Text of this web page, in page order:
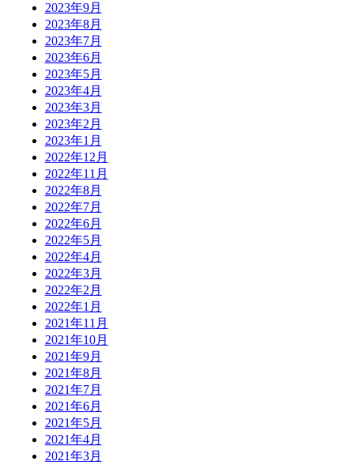
2023年9月
2023年8月
2023年7月
2023年6月
2023年5月
2023年4月
2023年3月
2023年2月
2023年1月
2022年12月
2022年11月
2022年8月
2022年7月
2022年6月
2022年5月
2022年4月
2022年3月
2022年2月
2022年1月
2021年11月
2021年10月
2021年9月
2021年8月
2021年7月
2021年6月
2021年5月
2021年4月
2021年3月